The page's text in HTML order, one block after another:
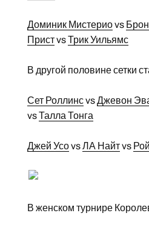
Доминик Мистериоvs
ПристvsТрик Уильямс
В другой половине сетки
Сет РоллинсvsДжевон
vsТалла Тонга
Джей УсоvsЛА Найтvs
В женском турнире